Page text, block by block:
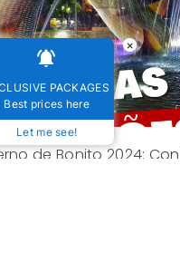
de Bonito 2024:
×
PACKAGES
Best prices here
Let me see!